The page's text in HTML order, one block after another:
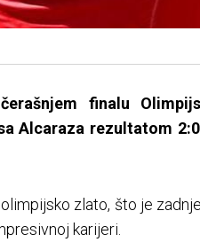
finalu
Alcaraza rezultatom
zlato, što je
karijeri.